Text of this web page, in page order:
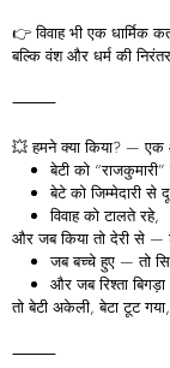
👉 विवाह भी एक धार्मिक
बल्कि वंश और धर्म की
⸻
💥 हमने क्या किया? — एक
बेटी को
बेटे को जिम्मेदारी से
विवाह को टालते रहे,
और जब किया तो देरी से —
जब बच्चे हुए — तो
और जब रिश्ता
तो बेटी अकेली, बेटा टूट
⸻